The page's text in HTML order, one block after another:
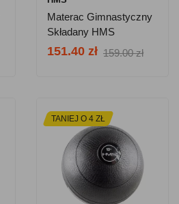
Materac Gimnastyczny
Składany HMS
Premium MGS02 -
151.40 zł 159.00 zł
TANIEJ O 4 ZŁ